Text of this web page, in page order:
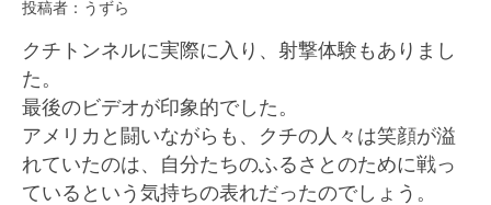
投稿者：うずら
クチトンネルに実際に入り、射撃体験もありまし
た。
最後のビデオが印象的でした。
アメリカと闘いながらも、クチの人々は笑顔が溢
れていたのは、自分たちのふるさとのために戦っ
ているという気持ちの表れだったのでしょう。